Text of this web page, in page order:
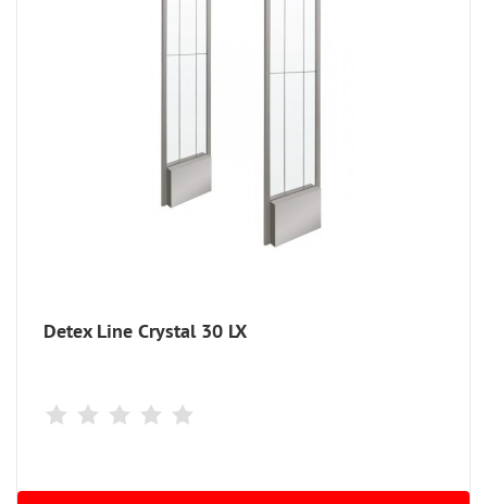
Detex Line Crystal 30 LX